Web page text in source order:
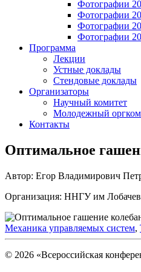
Фотографии
Фотографии
Фотографии
Фотографии
Программа
Лекции
Устные доклады
Стендовые доклады
Организаторы
Научный комитет
Молодежный
Контакты
Оптимальное
Автор: Егор Владимирович
Организация: ННГУ им
Механика управляемых систем,
© 2026 «Всероссийская